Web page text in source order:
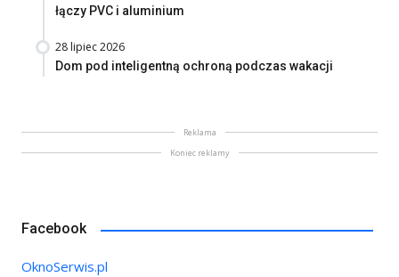
łączy PVC i aluminium
28 lipiec 2026
Dom pod inteligentną ochroną podczas wakacji
Reklama
Koniec reklamy
Facebook
OknoSerwis.pl